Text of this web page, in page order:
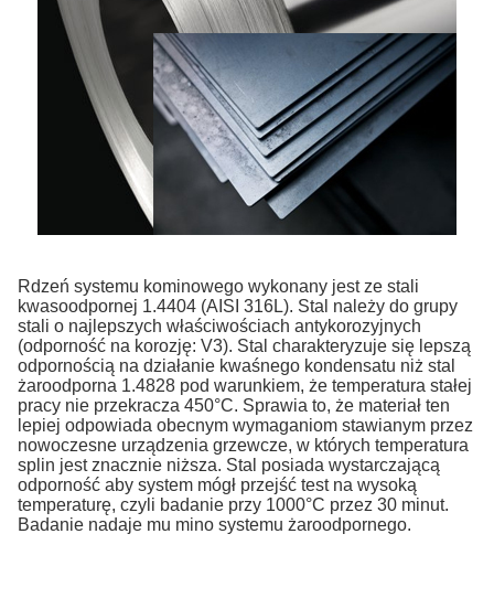
Rdzeń systemu kominowego wykonany jest ze stali
kwasoodpornej 1.4404 (AISI 316L). Stal należy do grupy
stali o najlepszych właściwościach antykorozyjnych
(odporność na korozję: V3). Stal charakteryzuje się lepszą
odpornością na działanie kwaśnego kondensatu niż stal
żaroodporna 1.4828 pod warunkiem, że temperatura stałej
pracy nie przekracza 450°C. Sprawia to, że materiał ten
lepiej odpowiada obecnym wymaganiom stawianym przez
nowoczesne urządzenia grzewcze, w których temperatura
splin jest znacznie niższa. Stal posiada wystarczającą
odporność aby system mógł przejść test na wysoką
temperaturę, czyli badanie przy 1000°C przez 30 minut.
Badanie nadaje mu mino systemu żaroodpornego.